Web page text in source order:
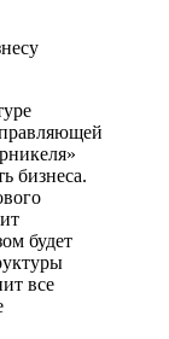
бизнеса.
будет
все